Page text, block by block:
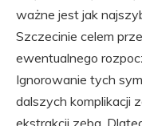
ważne jest jak
Szczecinie celem
ewentualnego
Ignorowanie tych
dalszych komplikacji
ekstrakcji zęba.